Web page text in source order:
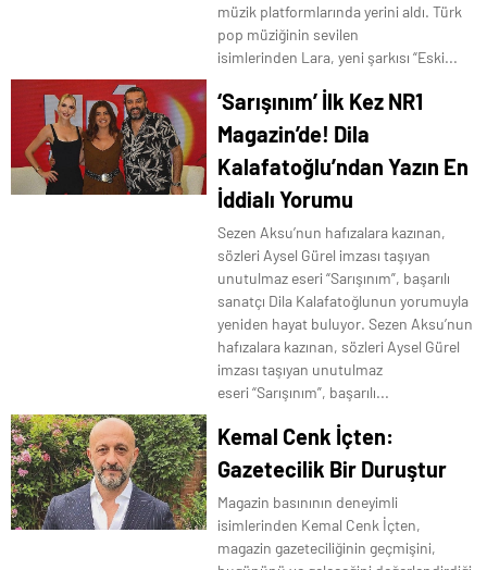
müzik platformlarında yerini aldı. Türk
pop müziğinin sevilen
isimlerinden Lara, yeni şarkısı “Eski...
‘Sarışınım’ İlk Kez NR1
Magazin’de! Dila
Kalafatoğlu’ndan Yazın En
İddialı Yorumu
Sezen Aksu’nun hafızalara kazınan,
sözleri Aysel Gürel imzası taşıyan
unutulmaz eseri “Sarışınım”, başarılı
sanatçı Dila Kalafatoğlunun yorumuyla
yeniden hayat buluyor. Sezen Aksu’nun
hafızalara kazınan, sözleri Aysel Gürel
imzası taşıyan unutulmaz
eseri “Sarışınım”, başarılı...
Kemal Cenk İçten:
Gazetecilik Bir Duruştur
Magazin basınının deneyimli
isimlerinden Kemal Cenk İçten,
magazin gazeteciliğinin geçmişini,